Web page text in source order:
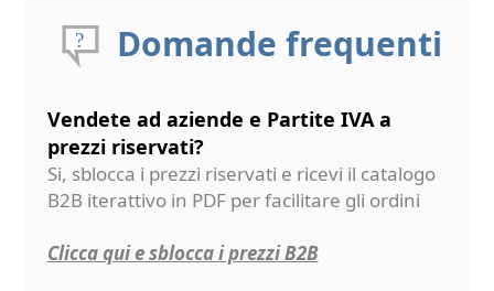
Domande frequenti
Vendete ad aziende e Partite IVA a
prezzi riservati?
Si, sblocca i prezzi riservati e ricevi il catalogo
B2B iterattivo in PDF per facilitare gli ordini
Clicca qui e sblocca i prezzi B2B